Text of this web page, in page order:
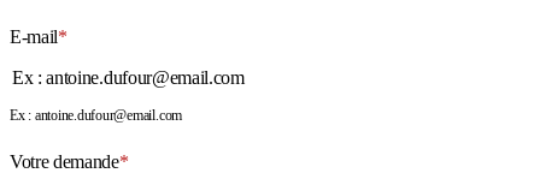
E-mail*
Ex : antoine.dufour@email.com
Votre demande*